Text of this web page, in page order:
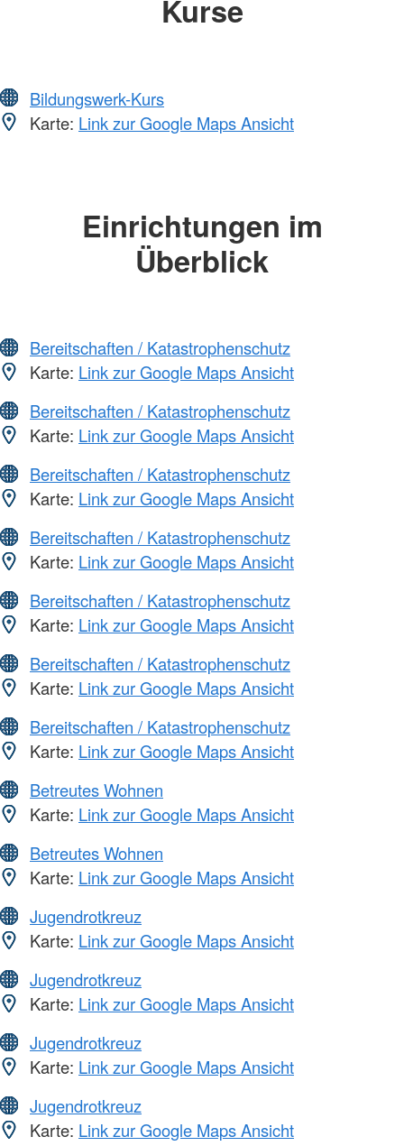
Kurse
Bildungswerk-Kurs
Karte: Link zur Google Maps Ansicht
Einrichtungen im
Überblick
Bereitschaften / Katastrophenschutz
Karte: Link zur Google Maps Ansicht
Bereitschaften / Katastrophenschutz
Karte: Link zur Google Maps Ansicht
Bereitschaften / Katastrophenschutz
Karte: Link zur Google Maps Ansicht
Bereitschaften / Katastrophenschutz
Karte: Link zur Google Maps Ansicht
Bereitschaften / Katastrophenschutz
Karte: Link zur Google Maps Ansicht
Bereitschaften / Katastrophenschutz
Karte: Link zur Google Maps Ansicht
Bereitschaften / Katastrophenschutz
Karte: Link zur Google Maps Ansicht
Betreutes Wohnen
Karte: Link zur Google Maps Ansicht
Betreutes Wohnen
Karte: Link zur Google Maps Ansicht
Jugendrotkreuz
Karte: Link zur Google Maps Ansicht
Jugendrotkreuz
Karte: Link zur Google Maps Ansicht
Jugendrotkreuz
Karte: Link zur Google Maps Ansicht
Jugendrotkreuz
Karte: Link zur Google Maps Ansicht